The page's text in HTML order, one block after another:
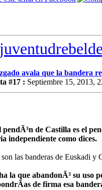
avala que la bandera
#17 : Septiembre 15, 2013,
pendÃ³n de Castilla es el
independiente como dices.
las banderas de Euskadi y
la que abandonÃ³ su uso
de firma esa